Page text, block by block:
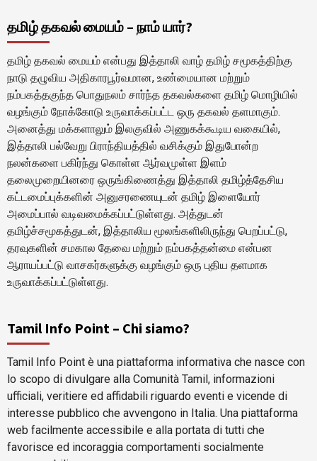
தமிழ் தகவல் மையம் – நாம் யார்?
தமிழ் தகவல் மையம் என்பது இத்தாலி வாழ் தமிழ் சமூகத்திற்கு
நாடு தழுவிய அதிகாரபூர்வமான, உண்மையான மற்றும்
நம்பகத்தகுந்த பொதுநலம் சார்ந்த தகவல்களை தமிழ் மொழியில்
வழங்கும் நோக்கோடு உருவாக்கப்பட்ட ஒரு தகவல் தளமாகும்.
அனைத்து மக்களாலும் இலகுவில் அணுகக்கூடிய வகையில்,
இத்தாலி பல்வேறு பிராந்தியத்தில் வசிக்கும் இதுபோன்ற
நலன்களை பகிர்ந்து கொள்ள ஆர்வமுள்ள இளம்
தலைமுறையினரை ஒருங்கிணைத்து இத்தாலி தமிழ்த்தேசிய
கட்டமைப்புக்களின் அனுசரணையுடன் தமிழ் இளையோர்
அமைப்பால் வடிவமைக்கப்பட்டுள்ளது. அத்துடன்
தமிழ்ச்சமூகத்துடன், இத்தாலிய மூலங்களிலிருந்து பெறப்பட்டு,
தரவுகளின் சமகால தேவை மற்றும் நம்பகத்தன்மை என்பன
ஆராயப்பட்டு வாசகர்களுக்கு வழங்கும் ஒரு புதிய தளமாக
உருவாக்கப்பட்டுள்ளது.
Tamil Info Point – Chi siamo?
Tamil Info Point è una piattaforma informativa che nasce con
lo scopo di divulgare alla Comunità Tamil, informazioni
ufficiali, veritiere ed affidabili riguardo eventi e vicende di
interesse pubblico che avvengono in Italia. Una piattaforma
web facilmente accessibile e alla portata di tutti che
favorisce ed incoraggia comportamenti socialmente